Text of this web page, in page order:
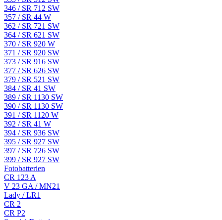
346 / SR 712 SW
357 / SR 44 W
362 / SR 721 SW
364 / SR 621 SW
370 / SR 920 W
371 / SR 920 SW
373 / SR 916 SW
377 / SR 626 SW
379 / SR 521 SW
384 / SR 41 SW
389 / SR 1130 SW
390 / SR 1130 SW
391 / SR 1120 W
392 / SR 41 W
394 / SR 936 SW
395 / SR 927 SW
397 / SR 726 SW
399 / SR 927 SW
Fotobatterien
CR 123 A
V 23 GA / MN21
Lady / LR1
CR 2
CR P2